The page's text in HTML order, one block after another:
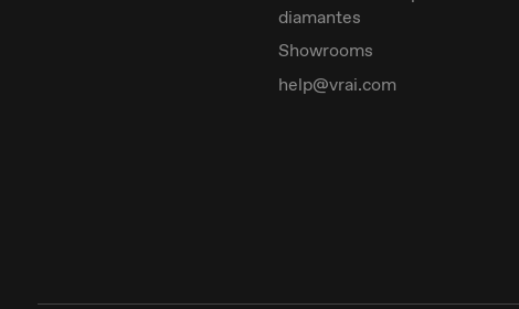
diamantes
Showrooms
help@vrai.com